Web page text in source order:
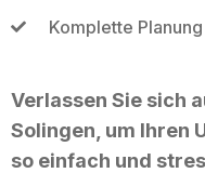
Komplette
Verlassen Sie sich
Solingen, um Ihren
so einfach und